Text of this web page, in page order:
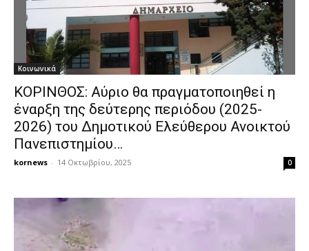
Κοινωνικά
ΚΟΡΙΝΘΟΣ: Αύριο θα πραγματοποιηθεί η
έναρξη της δεύτερης περιόδου (2025-
2026) του Δημοτικού Ελεύθερου Ανοικτού
Πανεπιστημίου…
kornews - 14 Οκτωβρίου, 2025 0